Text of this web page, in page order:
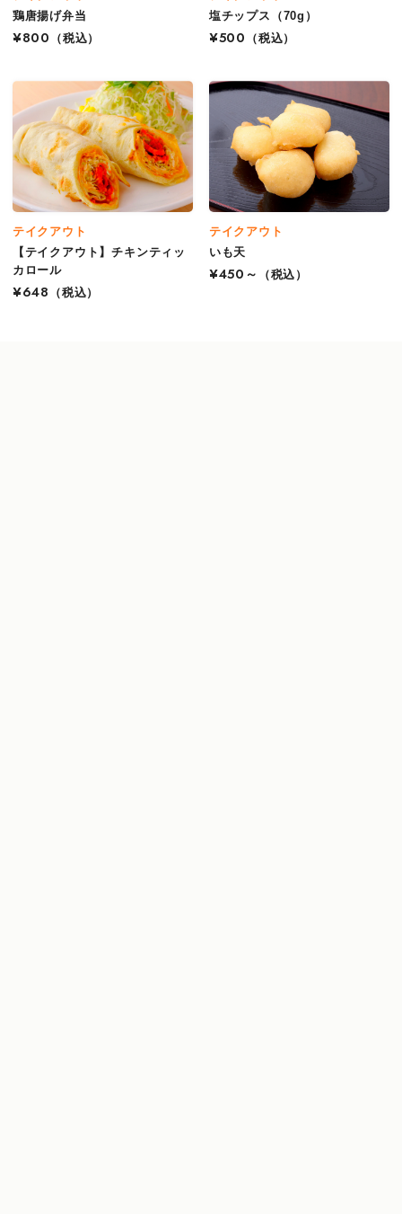
鶏唐揚げ弁当
¥800
（税込）
塩チップス（70g）
¥500
（税込）
テイクアウト
【テイクアウト】チキンティッ
カロール
¥648
（税込）
テイクアウト
いも天
¥450～
（税込）